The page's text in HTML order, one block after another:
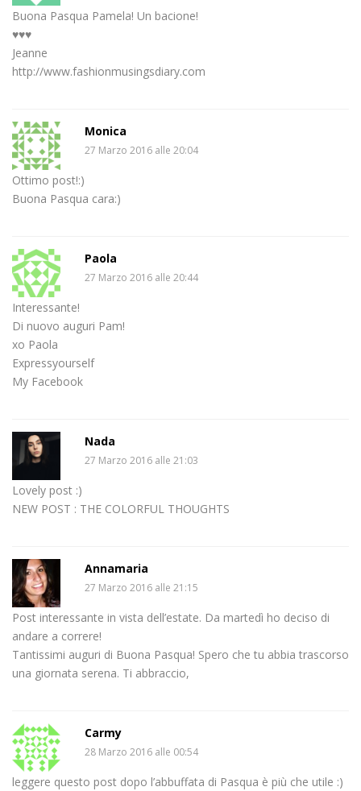
Buona Pasqua Pamela! Un bacione!
♥♥♥
Jeanne
http://www.fashionmusingsdiary.com
Monica
27 Marzo 2016 alle 20:04
Ottimo post!:)
Buona Pasqua cara:)
Paola
27 Marzo 2016 alle 20:44
Interessante!
Di nuovo auguri Pam!
xo Paola
Expressyourself
My Facebook
Nada
27 Marzo 2016 alle 21:03
Lovely post :)
NEW POST : THE COLORFUL THOUGHTS
Annamaria
27 Marzo 2016 alle 21:15
Post interessante in vista dell’estate. Da martedì ho deciso di
andare a correre!
Tantissimi auguri di Buona Pasqua! Spero che tu abbia trascorso
una giornata serena. Ti abbraccio,
Carmy
28 Marzo 2016 alle 00:54
leggere questo post dopo l’abbuffata di Pasqua è più che utile :)